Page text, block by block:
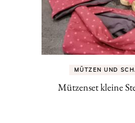
MÜTZEN UND
Mützenset kleine